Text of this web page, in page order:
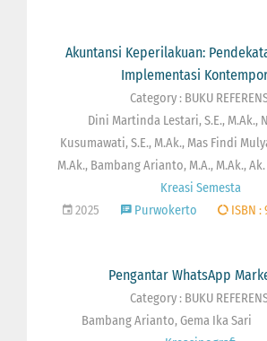
Akuntansi Keperilakuan:
Implementasi
Category : BUKU
Dini Martinda Lestari, S.E., M.Ak.,
Kusumawati, S.E., M.Ak., Mas Findi
M.Ak., Bambang Arianto, M.A., M.Ak., Ak.
Kreasi Semesta
2025
Purwokerto ISBN :
Pengantar WhatsApp
Category : BUKU
Bambang Arianto, Gema Ika Sari